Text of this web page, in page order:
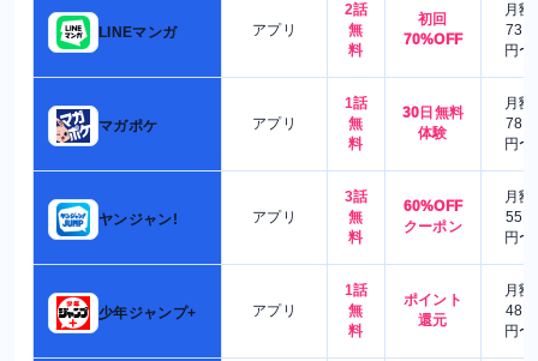
LINEマンガ アプリ
2話
無
料
初回
70%OFF
月額
730
円〜
マガポケ アプリ
1話
無
料
30日無料
体験
月額
780
円〜
ヤンジャン! アプリ
3話
無
料
60%OFF
クーポン
月額
550
円〜
少年ジャンプ+ アプリ
1話
無
料
ポイント
還元
月額
480
円〜